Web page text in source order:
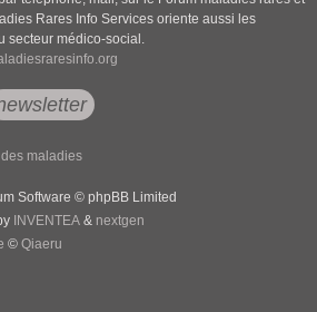
Rares Info Services oriente aussi les
secteur médico-social.
maladies
Software © phpBB Limited
INVENTEA & nextgen
© Qiaeru